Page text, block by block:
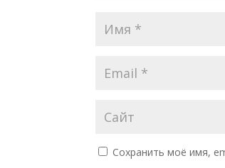
Сохранить моё имя,